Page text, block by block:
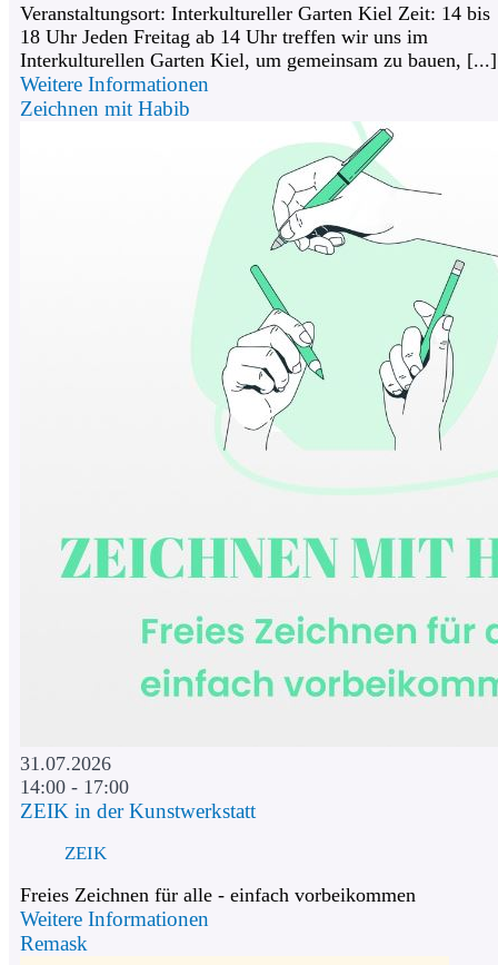
Veranstaltungsort: Interkultureller Garten Kiel Zeit: 14 bis
18 Uhr Jeden Freitag ab 14 Uhr treffen wir uns im
Interkulturellen Garten Kiel, um gemeinsam zu bauen, [...]
Weitere Informationen
Zeichnen mit Habib
31.07.2026
14:00 - 17:00
ZEIK in der Kunstwerkstatt
ZEIK
Freies Zeichnen für alle - einfach vorbeikommen
Weitere Informationen
Remask